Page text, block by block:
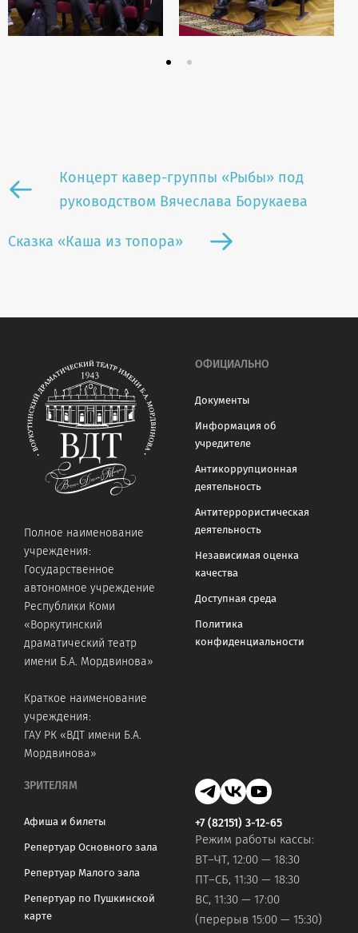
Концерт кавер-группы «Рыбы» под
руководством Вячеслава Борукаева
Сказка «Каша из топора»
Полное наименование
учреждения:
Государственное
автономное учреждение
Республики Коми
«Воркутинский
драматический театр
имени Б.А. Мордвинова»
Краткое наименование
учреждения:
ГАУ РК «ВДТ имени Б.А.
Мордвинова»
ОФИЦИАЛЬНО
Документы
Информация об
учредителе
Антикоррупционная
деятельность
Антитеррористическая
деятельность
Независимая оценка
качества
Доступная среда
Политика
конфиденциальности
ЗРИТЕЛЯМ
Афиша и билеты
Репертуар Основного зала
Репертуар Малого зала
Репертуар по Пушкинской
карте
+7 (82151) 3-12-65
Режим работы кассы:
ВТ–ЧТ, 12:00 — 18:30
ПТ–СБ, 11:30 — 18:30
ВС, 11:30 — 17:00
(перерыв 15:00 — 15:30)